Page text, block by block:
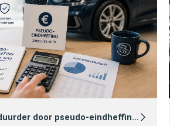
pseudo‑eindheffing 2027: zo voorkomt u dat